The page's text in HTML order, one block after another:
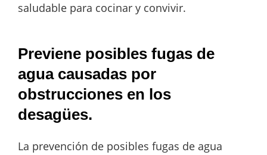
saludable para cocinar y convivir.
Previene posibles fugas de
agua causadas por
obstrucciones en los
desagües.
La prevención de posibles fugas de agua